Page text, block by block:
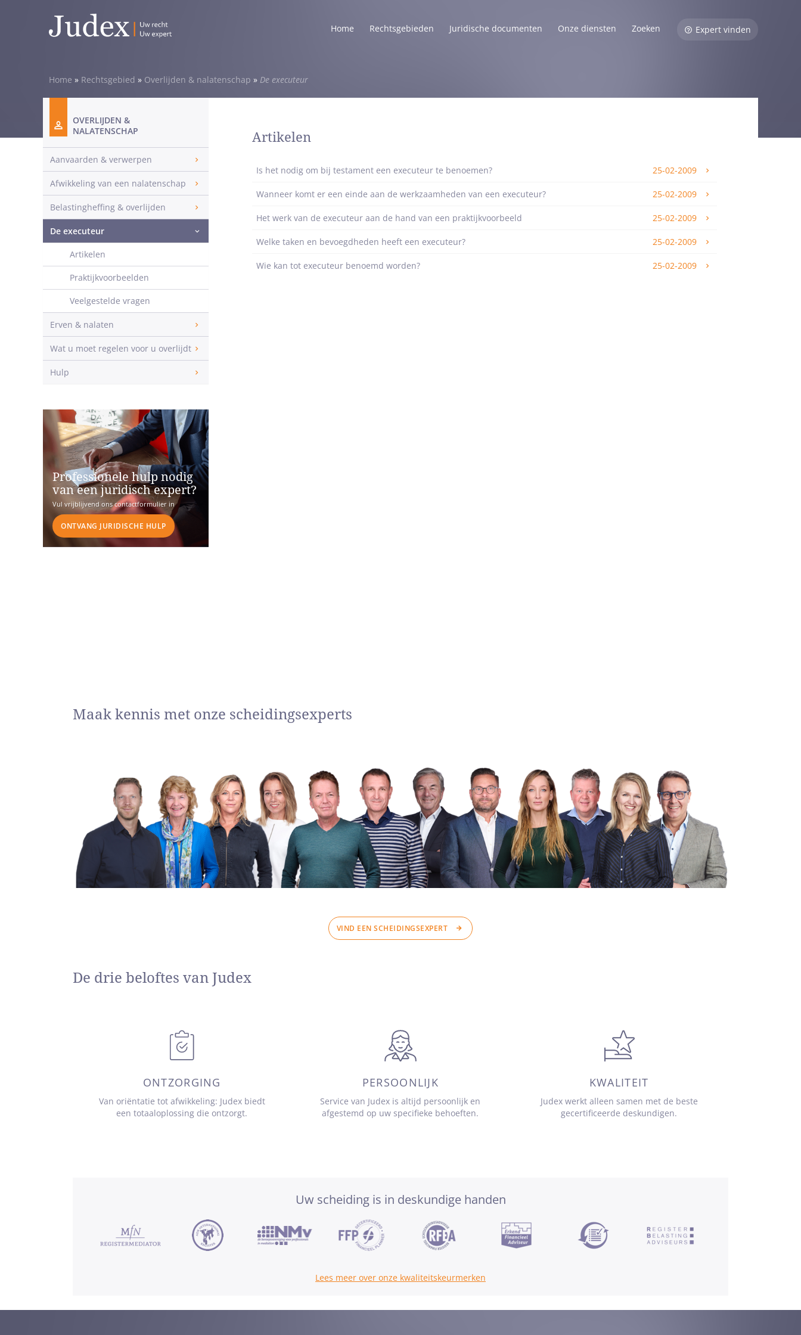
Home Rechtsgebieden Juridische documenten Onze diensten Zoeken Expert vinden
Home » Rechtsgebied » Overlijden & nalatenschap » De executeur
Artikelen
Is het nodig om bij testament een executeur te benoemen? 25-02-2009
Wanneer komt er een einde aan de werkzaamheden van een executeur? 25-02-2009
Het werk van de executeur aan de hand van een praktijkvoorbeeld 25-02-2009
Welke taken en bevoegdheden heeft een executeur? 25-02-2009
Wie kan tot executeur benoemd worden? 25-02-2009
OVERLIJDEN &
NALATENSCHAP
Aanvaarden & verwerpen
Afwikkeling van een nalatenschap
Belastingheffing & overlijden
De executeur
Artikelen
Praktijkvoorbeelden
Veelgestelde vragen
Erven & nalaten
Wat u moet regelen voor u overlijdt
Hulp
Professionele hulp nodig
van een juridisch expert?
Vul vrijblijvend ons contactformulier in
ONTVANG JURIDISCHE HULP
Maak kennis met onze scheidingsexperts
VIND EEN SCHEIDINGSEXPERT
De drie beloftes van Judex
ONTZORGING
Van oriëntatie tot afwikkeling: Judex biedt
een totaaloplossing die ontzorgt.
PERSOONLIJK
Service van Judex is altijd persoonlijk en
afgestemd op uw specifieke behoeften.
KWALITEIT
Judex werkt alleen samen met de beste
gecertificeerde deskundigen.
Uw scheiding is in deskundige handen
Lees meer over onze kwaliteitskeurmerken